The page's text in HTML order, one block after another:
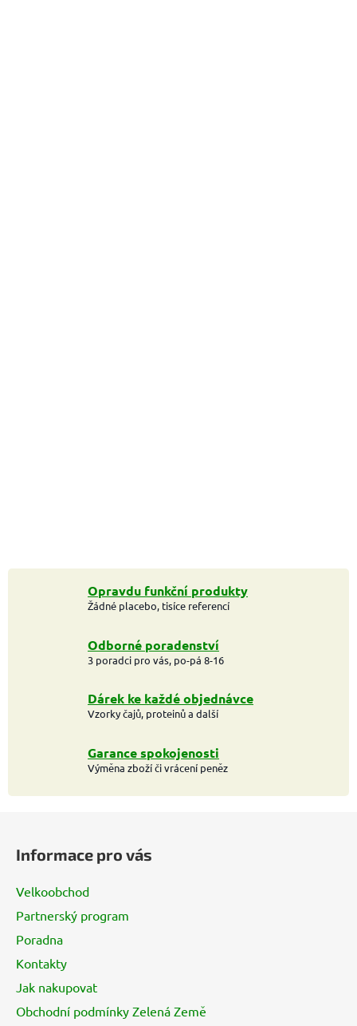
Opravdu funkční produkty
Žádné placebo, tisíce referencí
Odborné poradenství
3 poradci pro vás, po-pá 8-16
Dárek ke každé objednávce
Vzorky čajů, proteinů a další
Garance spokojenosti
Výměna zboží či vrácení peněz
Informace pro vás
Velkoobchod
Partnerský program
Poradna
Kontakty
Jak nakupovat
Obchodní podmínky Zelená Země